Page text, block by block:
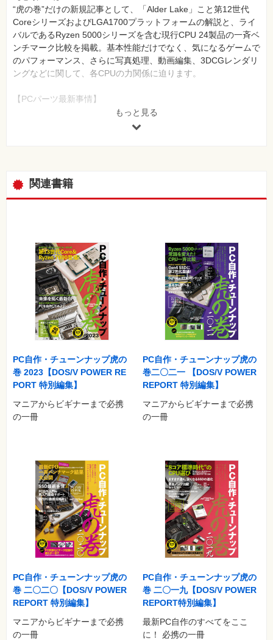
“虎の巻”だけの新規記事として、「Alder Lake」こと第12世代
CoreシリーズおよびLGA1700プラットフォームの解説と、ライ
バルであるRyzen 5000シリーズを含む現行CPU 24製品の一斉ベ
ンチマーク比較を掲載。基本性能だけでなく、気になるゲームで
のパフォーマンス、さらに写真処理、動画編集、3DCGレンダリ
ングなどに関して、各CPUの力関係に迫ります。
【PCパーツ最新事情】
ついに登場した新OS・Windows 11が動作する環境についてその
背景を含めて解説した記事のほか、最新CPUやビデオカードを
観点から解説しています。
【作例傑作選 2022】
【PC自作入門】
【PC自作入門】PCを構成するパーツを基礎から解説しているほ
か、豊富な写真で分かりやすい組み立てガイドを掲載。
【PC自作テクニック】
PCをアップグレードするポイントなど、PCパーツの使いこなし
テクニック、設定法などを解説。
【トレンドPCパーツ2021-2022】
ビデオカード、マザーボード、PCケース、電源、CPUクーラ
ー、SSDなどのレビュー記事を豊富に収録。
【PC自作資料集】
主要デバイスのスペックをまとめた保存版のデータベースを収
2016～2020年のマザーボード・CPUクーラー関連記事の電子版
（PDF）ダウンロード権付き。これだけでも300ページ超！
もっと見る
関連書籍
PC自作・チューンナップ虎の
巻 2023【DOS/V POWER RE
PORT 特別編集】
マニアからビギナーまで必携
の一冊
PC自作・チューンナップ虎の
巻二〇二一 【DOS/V POWER
REPORT 特別編集】
マニアからビギナーまで必携
の一冊
PC自作・チューンナップ虎の
巻 二〇二〇【DOS/V POWER
REPORT 特別編集】
マニアからビギナーまで必携
の一冊
PC自作・チューンナップ虎の
巻 二〇一九【DOS/V POWER
REPORT特別編集】
最新PC自作のすべてをここ
に！ 必携の一冊